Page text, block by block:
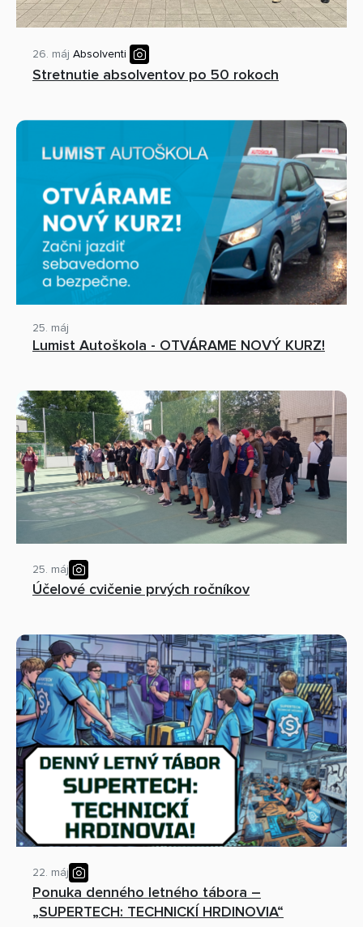
26. máj Absolventi
Stretnutie absolventov po 50 rokoch
25. máj
Lumist Autoškola - OTVÁRAME NOVÝ KURZ!
25. máj
Účelové cvičenie prvých ročníkov
22. máj
Ponuka denného letného tábora –
„SUPERTECH: TECHNICKÍ HRDINOVIA“